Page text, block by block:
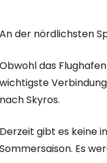
An der nördlichsten
Obwohl das
wichtigste
nach Skyros.
Derzeit gibt es keine
Sommersaison. Es